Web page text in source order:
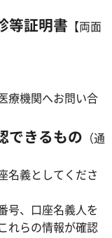
等証明書 【両面
療機関へお問い合
できるもの （通
名義としてくださ
号、口座名義人を
れらの情報が確認